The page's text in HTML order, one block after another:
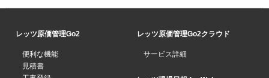
レッツ原価管理Go2
便利な機能
見積書
レッツ原価管理Go2クラウド
サービス詳細